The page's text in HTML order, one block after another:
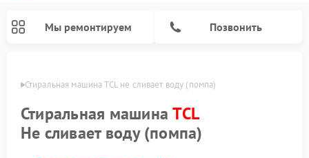
Мы ремонтируем Позвонить
Стиральная машина TCL не сливает воду (помпа)
Стиральная машинаTCL
Не сливает воду (помпа)